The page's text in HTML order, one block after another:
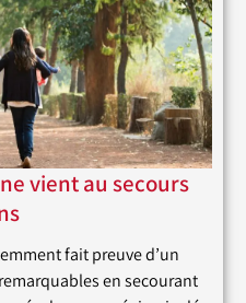
vient au secours
fait preuve d’un
en secourant